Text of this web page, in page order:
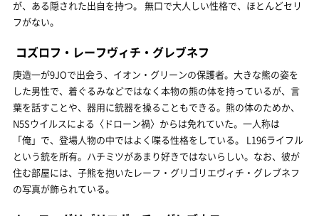
が、ある隠された出自を持つ。 無口で大人しい性格で、ほとんどセリ
フがない。
コズロフ・レーフヴィチ・グレブネフ
庚造一が9JOで出会う、イオン・グリーンの保護者。大きな熊の姿を
した男性で、着ぐるみなどではなく本物の熊の体を持っているが、言
葉を話すことや、器用に銃器を操ることもできる。熊の体のためか、
N5Sウイルスによる〈ドローン禍〉からは免れていた。一人称は
「俺」で、登場人物の中ではよく喋る性格をしている。 L196ライフル
という銃を所有。ハチミツがあまり好きではないらしい。なお、彼が
住む部屋には、子熊を抱いたレーフ・グリゴリエヴィチ・グレブネフ
の写真が飾られている。